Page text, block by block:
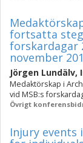
fortsatta
forskardagar
november
Jörgen Lundälv,
Medaktörskap i
vid MSB:s
Övrigt
Injury events